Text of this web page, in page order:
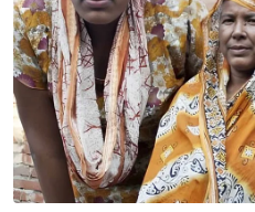
407(2) Kanun
Dennis Lim berkata,
merupakan proses
pengurusan
stor simpanan barang
dan selamat.